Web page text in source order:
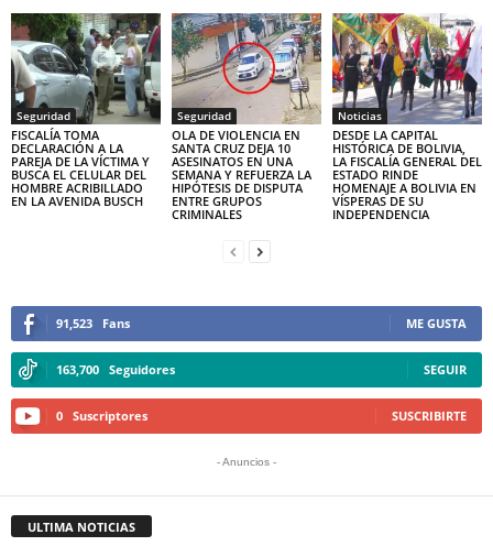
Seguridad
FISCALÍA TOMA
DECLARACIÓN A LA
PAREJA DE LA VÍCTIMA Y
BUSCA EL CELULAR DEL
HOMBRE ACRIBILLADO
EN LA AVENIDA BUSCH
Seguridad
OLA DE VIOLENCIA EN
SANTA CRUZ DEJA 10
ASESINATOS EN UNA
SEMANA Y REFUERZA LA
HIPÓTESIS DE DISPUTA
ENTRE GRUPOS
CRIMINALES
Noticias
DESDE LA CAPITAL
HISTÓRICA DE BOLIVIA,
LA FISCALÍA GENERAL DEL
ESTADO RINDE
HOMENAJE A BOLIVIA EN
VÍSPERAS DE SU
INDEPENDENCIA
91,523 Fans ME GUSTA
163,700 Seguidores SEGUIR
0 Suscriptores SUSCRIBIRTE
- Anuncios -
ULTIMA NOTICIAS